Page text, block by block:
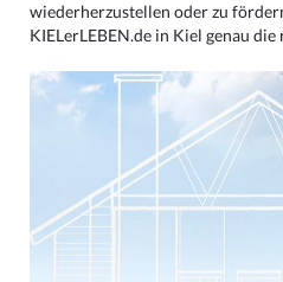
wiederherzustellen oder zu
KIELerLEBEN.de in Kiel genau